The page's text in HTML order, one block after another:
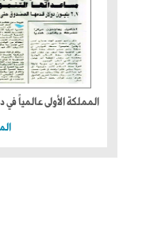
المملكة الأولى عالمياً في